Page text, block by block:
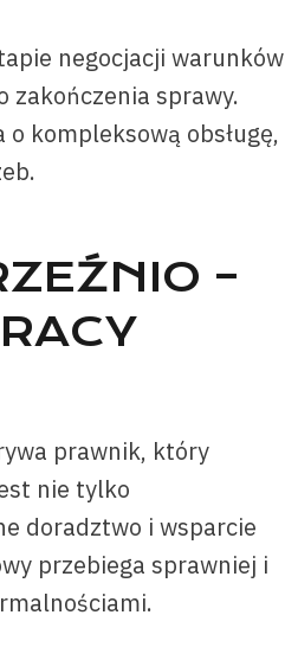
negocjacji warunków
zakończenia sprawy.
kompleksową obsługę,
–
prawnik, który
nie tylko
doradztwo i wsparcie
przebiega sprawniej i